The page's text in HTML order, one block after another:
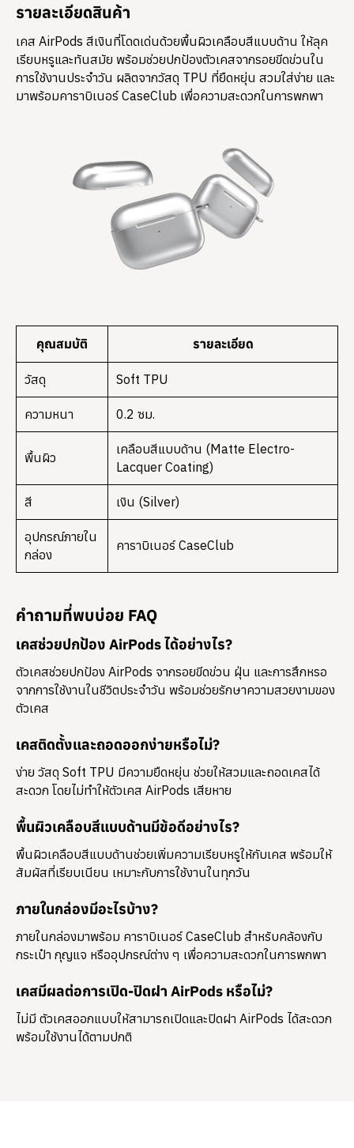
รายละเอียดสินค้า
เคส AirPods สีเงินที่โดดเด่นด้วยพื้นผิวเคลือบสีแบบด้าน ให้ลุค
เรียบหรูและทันสมัย พร้อมช่วยปกป้องตัวเคสจากรอยขีดข่วนใน
การใช้งานประจำวัน ผลิตจากวัสดุ TPU ที่ยืดหยุ่น สวมใส่ง่าย และ
มาพร้อมคาราบิเนอร์ CaseClub เพื่อความสะดวกในการพกพา
คุณสมบัติ รายละเอียด
วัสดุ Soft TPU
ความหนา 0.2 ซม.
พื้นผิว
เคลือบสีแบบด้าน (Matte Electro-
Lacquer Coating)
สี เงิน (Silver)
อุปกรณ์ภายใน
กล่อง
คาราบิเนอร์ CaseClub
คำถามที่พบบ่อย FAQ
เคสช่วยปกป้อง AirPods ได้อย่างไร?
ตัวเคสช่วยปกป้อง AirPods จากรอยขีดข่วน ฝุ่น และการสึกหรอ
จากการใช้งานในชีวิตประจำวัน พร้อมช่วยรักษาความสวยงามของ
ตัวเคส
เคสติดตั้งและถอดออกง่ายหรือไม่?
ง่าย วัสดุ Soft TPU มีความยืดหยุ่น ช่วยให้สวมและถอดเคสได้
สะดวก โดยไม่ทำให้ตัวเคส AirPods เสียหาย
พื้นผิวเคลือบสีแบบด้านมีข้อดีอย่างไร?
พื้นผิวเคลือบสีแบบด้านช่วยเพิ่มความเรียบหรูให้กับเคส พร้อมให้
สัมผัสที่เรียบเนียน เหมาะกับการใช้งานในทุกวัน
ภายในกล่องมีอะไรบ้าง?
ภายในกล่องมาพร้อม คาราบิเนอร์ CaseClub สำหรับคล้องกับ
กระเป๋า กุญแจ หรืออุปกรณ์ต่าง ๆ เพื่อความสะดวกในการพกพา
เคสมีผลต่อการเปิด-ปิดฝา AirPods หรือไม่?
ไม่มี ตัวเคสออกแบบให้สามารถเปิดและปิดฝา AirPods ได้สะดวก
พร้อมใช้งานได้ตามปกติ